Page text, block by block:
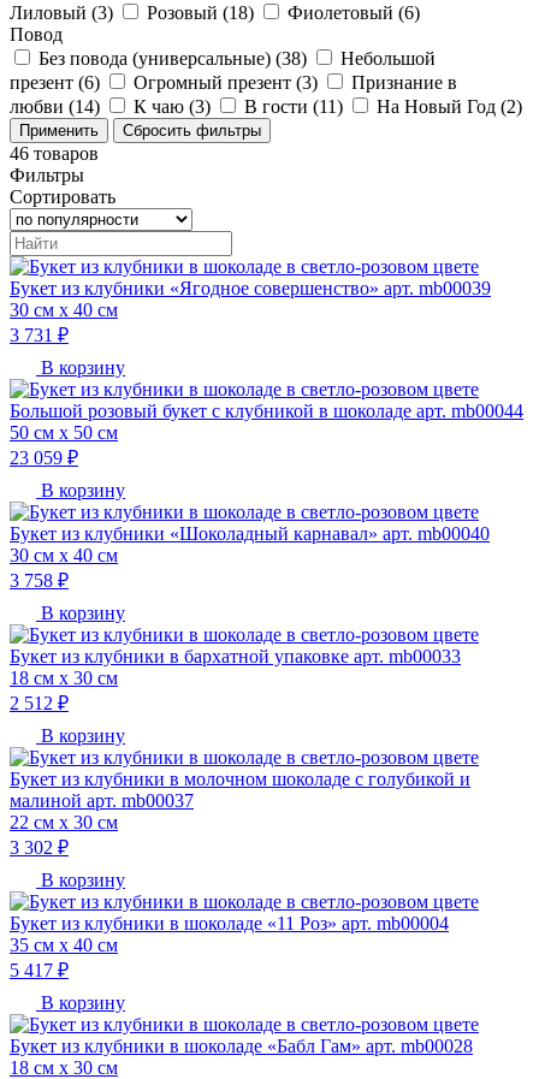
Лиловый (3) Розовый (18) Фиолетовый (6)
Повод
Без повода (универсальные) (38)
Небольшой
презент (6) Огромный презент (3)
Признание в
любви (14) К чаю (3) В гости (11) На Новый Год (2)
46 товаров
Фильтры
Сортировать
Букет из клубники «Ягодное совершенство» арт. mb00039
30 см х 40 см
3 731 ₽
В корзину
Большой розовый букет с клубникой в шоколаде арт. mb00044
50 см х 50 см
23 059 ₽
В корзину
Букет из клубники «Шоколадный карнавал» арт. mb00040
30 см х 40 см
3 758 ₽
В корзину
Букет из клубники в бархатной упаковке арт. mb00033
18 см х 30 см
2 512 ₽
В корзину
Букет из клубники в молочном шоколаде с голубикой и
малиной арт. mb00037
22 см х 30 см
3 302 ₽
В корзину
Букет из клубники в шоколаде «11 Роз» арт. mb00004
35 см х 40 см
5 417 ₽
В корзину
Букет из клубники в шоколаде «Бабл Гам» арт. mb00028
18 см х 30 см